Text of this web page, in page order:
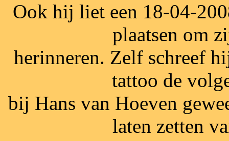
Ook hij liet een 18-04-
plaatsen om
herinneren. Zelf schreef
tattoo de
bij Hans van Hoeven
laten zetten